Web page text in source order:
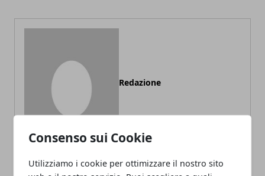
Consenso sui Cookie
Utilizziamo i cookie per ottimizzare il nostro sito
Redazione